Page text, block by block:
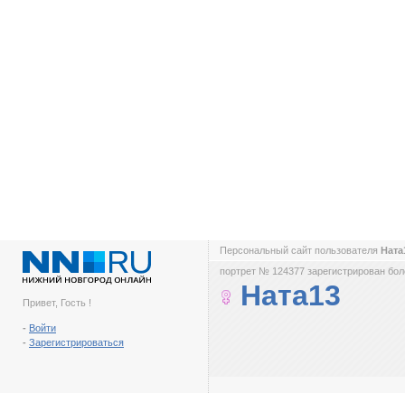
Привет, Гость !
- Войти
- Зарегистрироваться
Персональный сайт пользователя
портрет № 124377 зарегистрирован
Ната13